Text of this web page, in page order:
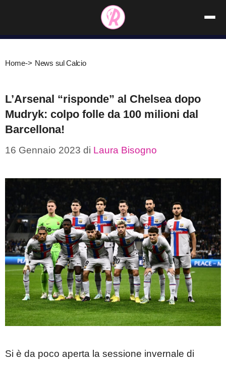
contenuto
Home-> News sul Calcio
L’Arsenal “risponde” al Chelsea dopo
Mudryk: colpo folle da 100 milioni dal
Barcellona!
16 Gennaio 2023 di Laura Bisogno
Si è da poco aperta la sessione invernale di